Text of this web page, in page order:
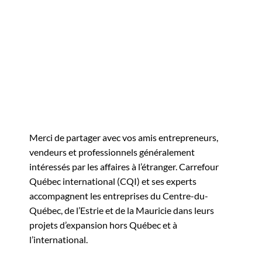
Merci de partager avec vos amis entrepreneurs,
vendeurs et professionnels généralement
intéressés par les affaires à l’étranger. Carrefour
Québec international (CQI) et ses experts
accompagnent les entreprises du Centre-du-
Québec, de l’Estrie et de la Mauricie dans leurs
projets d’expansion hors Québec et à
l’international.